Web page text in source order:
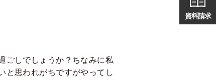
ごしでしょうか？ちなみに私
と思われがちですがやってし
資料請求